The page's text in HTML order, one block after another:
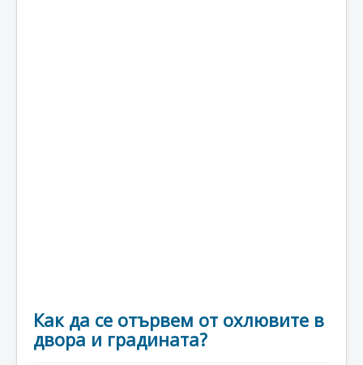
Как да се отървем от охлювите в
двора и градината?